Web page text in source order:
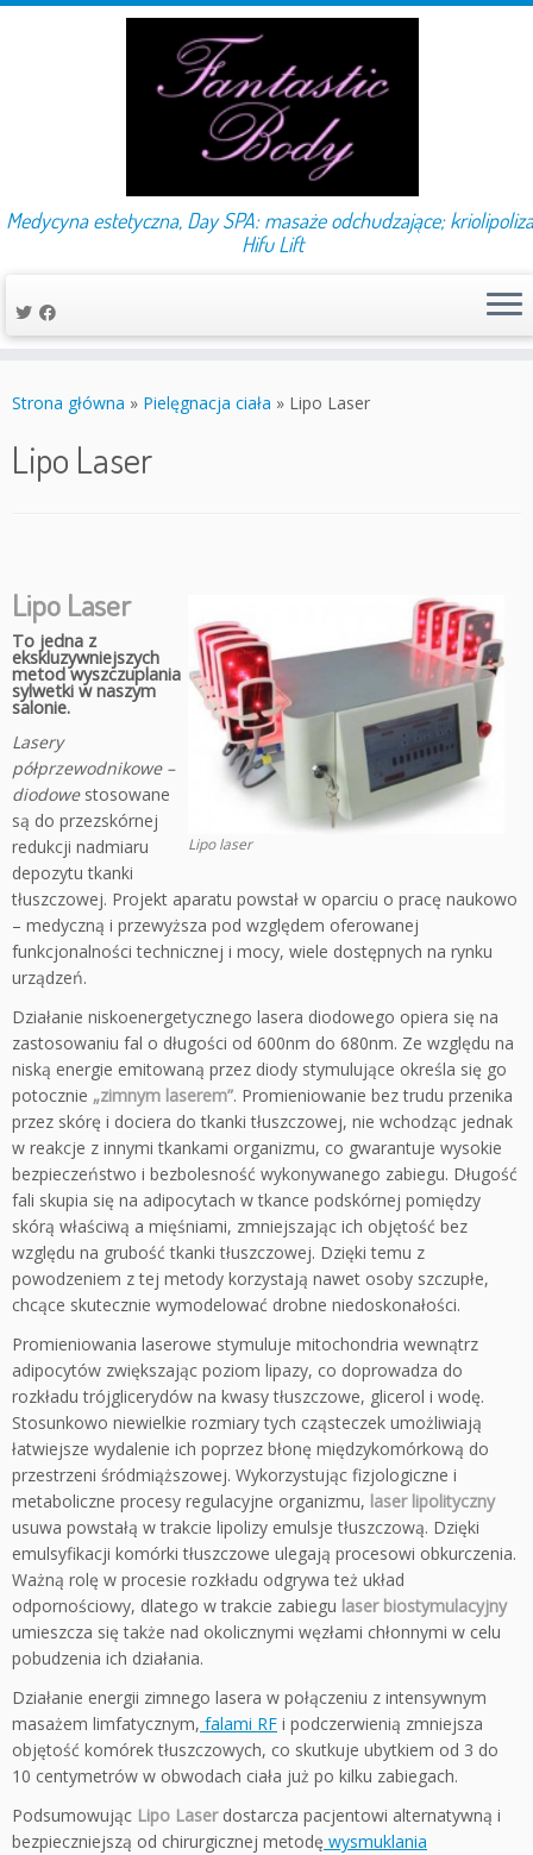
do
Medycyna estetyczna, Day SPA: masaże odchudzające;
Hifu Lift
Strona główna » Pielęgnacja ciała » Lipo Laser
Lipo Laser
Lipo laser
Lipo Laser
To jedna z
ekskluzywniejszych
metod wyszczuplania
sylwetki w naszym
salonie.
Lasery
półprzewodnikowe –
diodowestosowane
są do przezskórnej
redukcji nadmiaru
depozytu tkanki
tłuszczowej. Projekt aparatu powstał w oparciu o pracę naukowo
– medyczną i przewyższa pod względem oferowanej
funkcjonalności technicznej i mocy, wiele dostępnych na rynku
urządzeń.
Działanie niskoenergetycznego lasera diodowego opiera się na
zastosowaniu fal o długości od 600nm do 680nm. Ze względu na
niską energie emitowaną przez diody stymulujące określa się go
potocznie „zimnym laserem”. Promieniowanie bez trudu przenika
przez skórę i dociera do tkanki tłuszczowej, nie wchodząc jednak
w reakcje z innymi tkankami organizmu, co gwarantuje wysokie
bezpieczeństwo i bezbolesność wykonywanego zabiegu. Długość
fali skupia się na adipocytach w tkance podskórnej pomiędzy
skórą właściwą a mięśniami, zmniejszając ich objętość bez
względu na grubość tkanki tłuszczowej. Dzięki temu z
powodzeniem z tej metody korzystają nawet osoby szczupłe,
chcące skutecznie wymodelować drobne niedoskonałości.
Promieniowania laserowe stymuluje mitochondria wewnątrz
adipocytów zwiększając poziom lipazy, co doprowadza do
rozkładu trójglicerydów na kwasy tłuszczowe, glicerol i wodę.
Stosunkowo niewielkie rozmiary tych cząsteczek umożliwiają
łatwiejsze wydalenie ich poprzez błonę międzykomórkową do
przestrzeni śródmiąższowej. Wykorzystując fizjologiczne i
metaboliczne procesy regulacyjne organizmu, laser lipolityczny
usuwa powstałą w trakcie lipolizy emulsje tłuszczową. Dzięki
emulsyfikacji komórki tłuszczowe ulegają procesowi obkurczenia.
Ważną rolę w procesie rozkładu odgrywa też układ
odpornościowy, dlatego w trakcie zabiegu laser biostymulacyjny
umieszcza się także nad okolicznymi węzłami chłonnymi w celu
pobudzenia ich działania.
Działanie energii zimnego lasera w połączeniu z intensywnym
masażem limfatycznym, falami RF i podczerwienią zmniejsza
objętość komórek tłuszczowych, co skutkuje ubytkiem od 3 do
10 centymetrów w obwodach ciała już po kilku zabiegach.
Podsumowując Lipo Laserdostarcza pacjentowi alternatywną i
bezpieczniejszą od chirurgicznej metodę wysmuklania